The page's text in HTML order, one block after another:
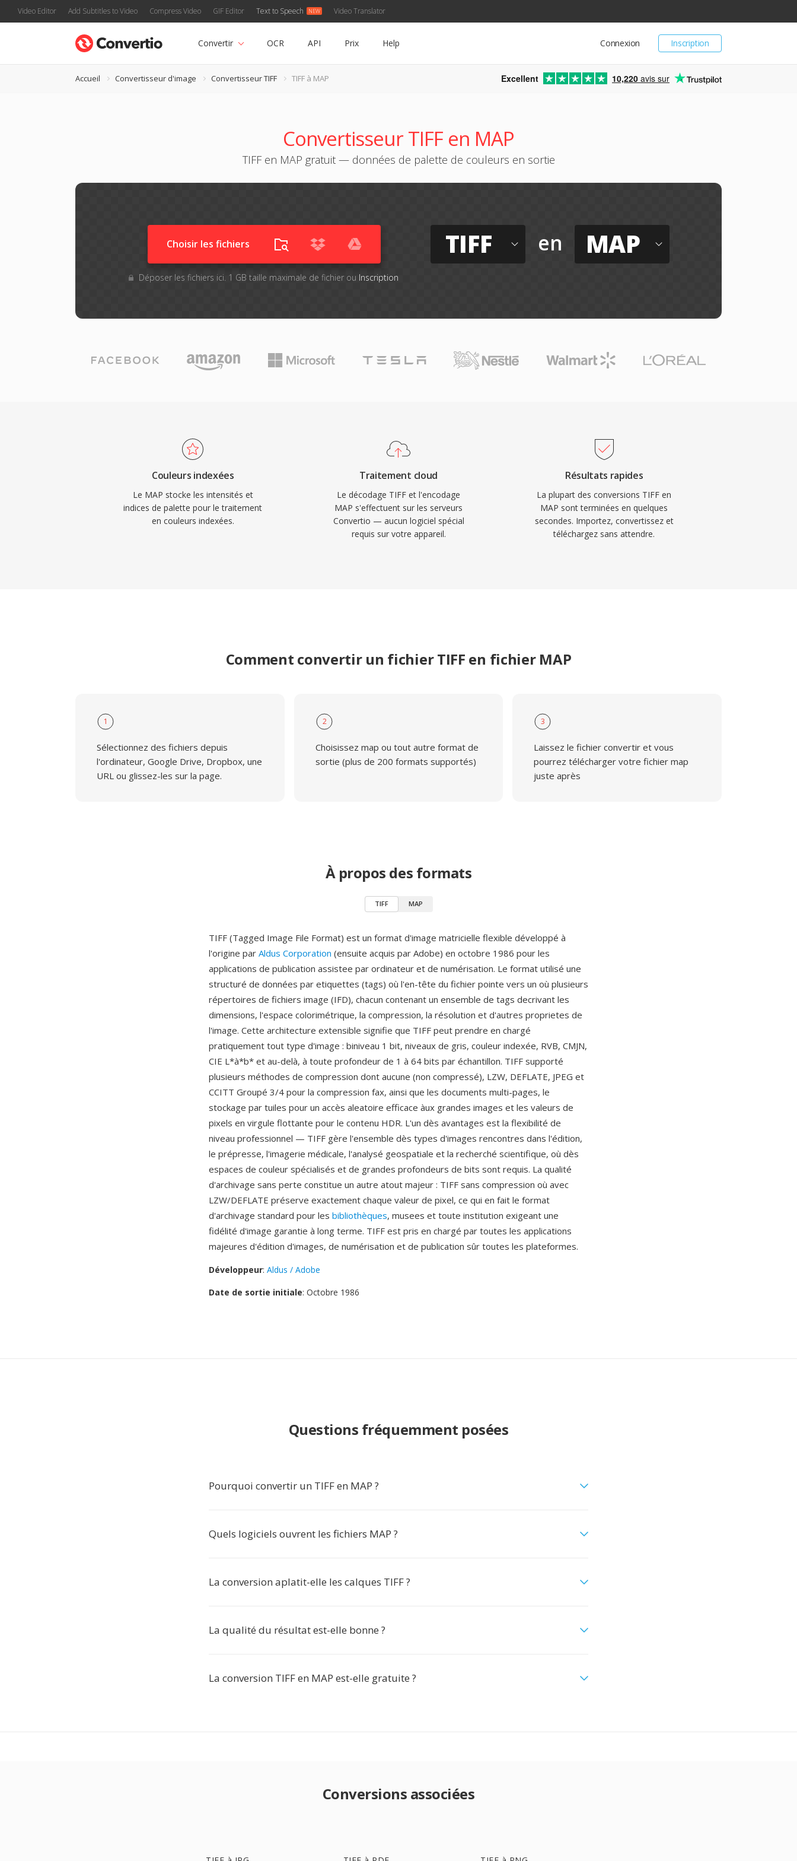
Video Editor Add Subtitles to Video Compress Video GIF Editor Text to Speech Video Translator
Inscription
Connexion
Convertir OCR API Prix Help
Accueil Convertisseur d'image Convertisseur TIFF TIFF à MAP Excellent 10,220 avis sur
Convertisseur TIFF en MAP
TIFF en MAP gratuit — données de palette de couleurs en sortie
Choisir les fichiers
Déposer les fichiers ici. 1 GB taille maximale de fichier ou Inscription
TIFF en MAP
Couleurs indexées
Le MAP stocke les intensités et
indices de palette pour le traitement
en couleurs indexées.
Traitement cloud
Le décodage TIFF et l'encodage
MAP s'effectuent sur les serveurs
Convertio — aucun logiciel spécial
requis sur votre appareil.
Résultats rapides
La plupart des conversions TIFF en
MAP sont terminées en quelques
secondes. Importez, convertissez et
téléchargez sans attendre.
Comment convertir un fichier TIFF en fichier MAP
1
Sélectionnez des fichiers depuis
l'ordinateur, Google Drive, Dropbox, une
URL ou glissez-les sur la page.
2
Choisissez map ou tout autre format de
sortie (plus de 200 formats supportés)
3
Laissez le fichier convertir et vous
pourrez télécharger votre fichier map
juste après
À propos des formats
TIFF MAP
TIFF (Tagged Image File Format) est un format d'image matricielle flexible développé à
l'origine par Aldus Corporation (ensuite acquis par Adobe) en octobre 1986 pour les
applications de publication assistee par ordinateur et de numérisation. Le format utilisé une
structuré de données par etiquettes (tags) où l'en-tête du fichier pointe vers un où plusieurs
répertoires de fichiers image (IFD), chacun contenant un ensemble de tags decrivant les
dimensions, l'espace colorimétrique, la compression, la résolution et d'autres proprietes de
l'image. Cette architecture extensible signifie que TIFF peut prendre en chargé
pratiquement tout type d'image : biniveau 1 bit, niveaux de gris, couleur indexée, RVB, CMJN,
CIE L*à*b* et au-delà, à toute profondeur de 1 à 64 bits par échantillon. TIFF supporté
plusieurs méthodes de compression dont aucune (non compressé), LZW, DEFLATE, JPEG et
CCITT Groupé 3/4 pour la compression fax, ainsi que les documents multi-pages, le
stockage par tuiles pour un accès aleatoire efficace àux grandes images et les valeurs de
pixels en virgule flottante pour le contenu HDR. L'un dès avantages est la flexibilité de
niveau professionnel — TIFF gère l'ensemble dès types d'images rencontres dans l'édition,
le prépresse, l'imagerie médicale, l'analysé geospatiale et la recherché scientifique, où dès
espaces de couleur spécialisés et de grandes profondeurs de bits sont requis. La qualité
d'archivage sans perte constitue un autre atout majeur : TIFF sans compression où avec
LZW/DEFLATE préserve exactement chaque valeur de pixel, ce qui en fait le format
d'archivage standard pour les bibliothèques, musees et toute institution exigeant une
fidélité d'image garantie à long terme. TIFF est pris en chargé par toutes les applications
majeures d'édition d'images, de numérisation et de publication sûr toutes les plateformes.
Développeur: Aldus / Adobe
Date de sortie initiale: Octobre 1986
Questions fréquemment posées
Pourquoi convertir un TIFF en MAP ?
Quels logiciels ouvrent les fichiers MAP ?
La conversion aplatit-elle les calques TIFF ?
La qualité du résultat est-elle bonne ?
La conversion TIFF en MAP est-elle gratuite ?
Conversions associées